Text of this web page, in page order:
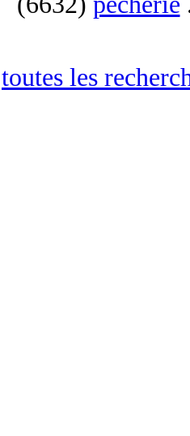
toutes les